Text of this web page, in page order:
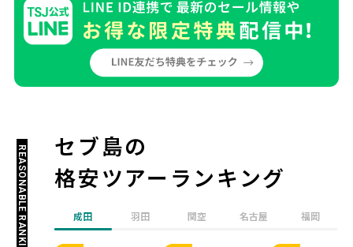
セブ島の
格安ツアーランキング
REASONABLE RANKING 成田 羽田 関空 名古屋 福岡